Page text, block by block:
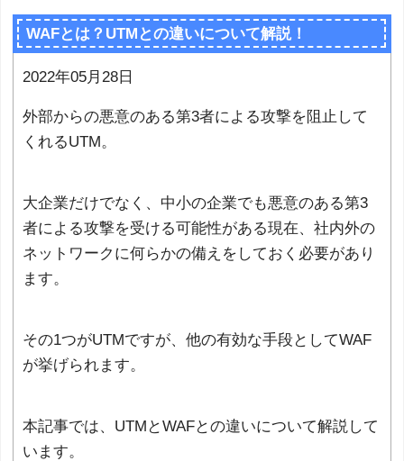
WAFとは？UTMとの違いについて解説！
2022年05月28日
外部からの悪意のある第3者による攻撃を阻止して
くれるUTM。
大企業だけでなく、中小の企業でも悪意のある第3
者による攻撃を受ける可能性がある現在、社内外の
ネットワークに何らかの備えをしておく必要があり
ます。
その1つがUTMですが、他の有効な手段としてWAF
が挙げられます。
本記事では、UTMとWAFとの違いについて解説して
います。